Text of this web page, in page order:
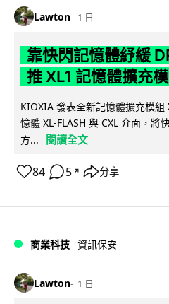
Lawton 1 日
靠快閃記憶體紓緩
推 XL1 記憶體擴充
KIOXIA 發表全新記憶體擴充模
憶體 XL-FLASH 與 CXL 介面，將
方...
閱讀全文
84 5 ↗ 分享
商業科技 資訊保安
Lawton 1 日